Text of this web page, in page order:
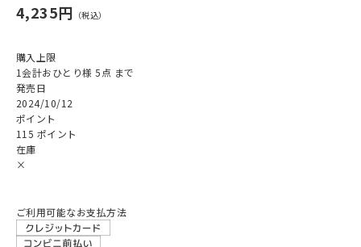
4,235円
購入上限
1会計おひとり様 5点 まで
発売日
2024/10/12
ポイント
115 ポイント
在庫
×
ご利用可能なお支払方法